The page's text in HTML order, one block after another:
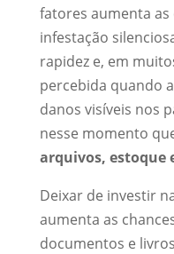
fatores aumenta as
infestação
rapidez e, em
percebida quando
danos visíveis nos
nesse momento
arquivos, estoque
Deixar de investir
aumenta as
documentos e